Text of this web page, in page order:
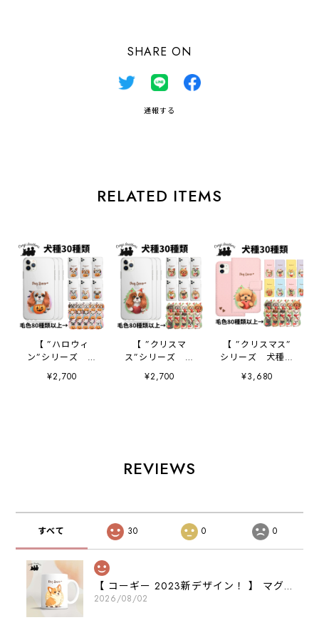
SHARE ON
通報する
RELATED ITEMS
【 ”ハロウィ
ン”シリーズ 犬
種選べる スマホケ
ース 】 犬 うち
¥2,700
【 ”クリスマ
ス”シリーズ 犬
種選べる スマホケ
ース 】 犬 うち
¥2,700
【 ”クリスマス”
シリーズ 犬種選
べる 手帳型 スマ
ホケース 】 犬
¥3,680
REVIEWS
すべて 30 0 0
【 コーギー 2023新デザイン！ 】 マグカップ お家用 プレゼント 犬 うちの子 犬グッズ ギフト
2026/08/02